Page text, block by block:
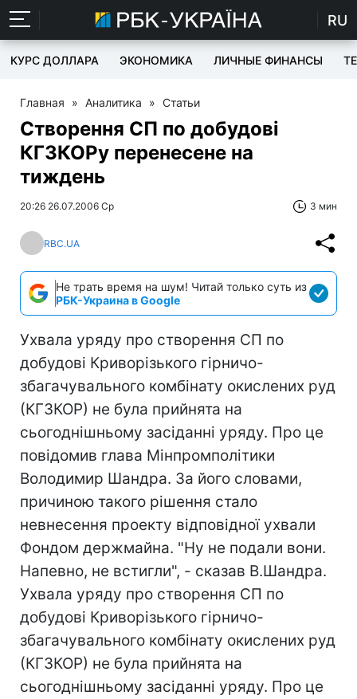
RU
КУРС ДОЛЛАРА ЭКОНОМИКА ЛИЧНЫЕ ФИНАНСЫ
Главная » Аналитика » Статьи
Створення СП по добудові
КГЗКОРу перенесене на
тиждень
20:26 26.07.2006 Ср 3 мин
RBC.UA
Не трать время на шум! Читай только суть из
РБК-Украина в Google
Ухвала уряду про створення СП по
добудові Криворізького гірничо-
збагачувального комбінату окислених руд
(КГЗКОР) не була прийнята на
сьогоднішньому засіданні уряду. Про це
повідомив глава Мінпромполітики
Володимир Шандра. За його словами,
причиною такого рішення стало
невнесення проекту відповідної ухвали
Фондом держмайна. "Ну не подали вони.
Напевно, не встигли", - сказав В.Шандра.
Ухвала уряду про створення СП по
добудові Криворізького гірничо-
збагачувального комбінату окислених руд
(КГЗКОР) не була прийнята на
сьогоднішньому засіданні уряду. Про це